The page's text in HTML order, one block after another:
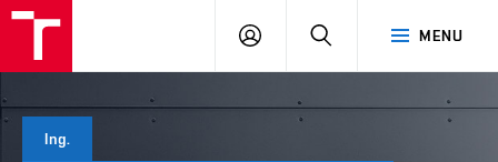
MENU
PŘIHLÁSIT
Ing.